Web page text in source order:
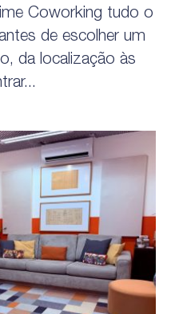
Coworking tudo o
de escolher um
da localização às